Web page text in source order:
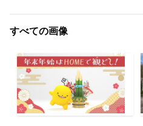
すべての画像